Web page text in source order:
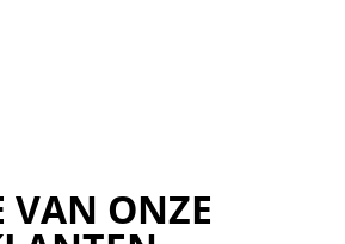
VAN ONZE